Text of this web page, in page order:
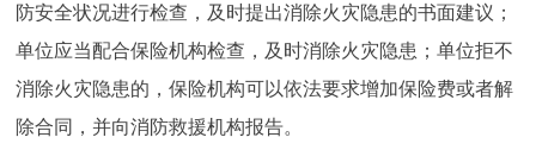
防安全状况进行检查，及时提出消除火灾隐患的书面建议；
单位应当配合保险机构检查，及时消除火灾隐患；单位拒不
消除火灾隐患的，保险机构可以依法要求增加保险费或者解
除合同，并向消防救援机构报告。